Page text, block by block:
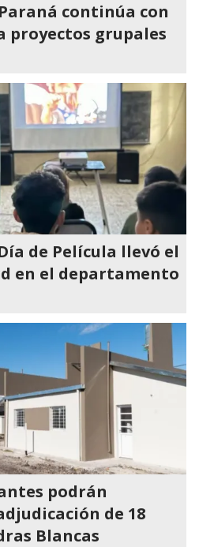
continúa con
proyectos grupales
de Película llevó el
en el departamento
podrán
de 18
Blancas